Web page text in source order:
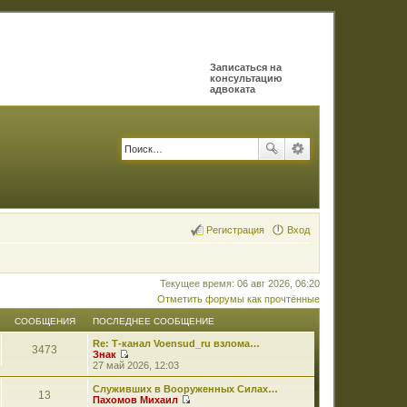
Записаться на
консультацию
адвоката
Вход
Регистрация
Текущее время: 06 авг 2026, 06:20
Отметить форумы как прочтённые
СООБЩЕНИЯ ПОСЛЕДНЕЕ СООБЩЕНИЕ
3473
Re: Т-канал Voensud_ru взлома…
Знак
П
е
р
е
27 май 2026, 12:03
13
Служивших в Вооруженных Силах…
Пахомов Михаил